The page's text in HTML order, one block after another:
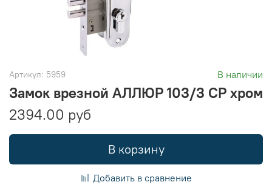
Артикул: 5959 В наличии
Замок врезной АЛЛЮР 103/3 CP хром
2394.00 руб
В корзину
Добавить в сравнение